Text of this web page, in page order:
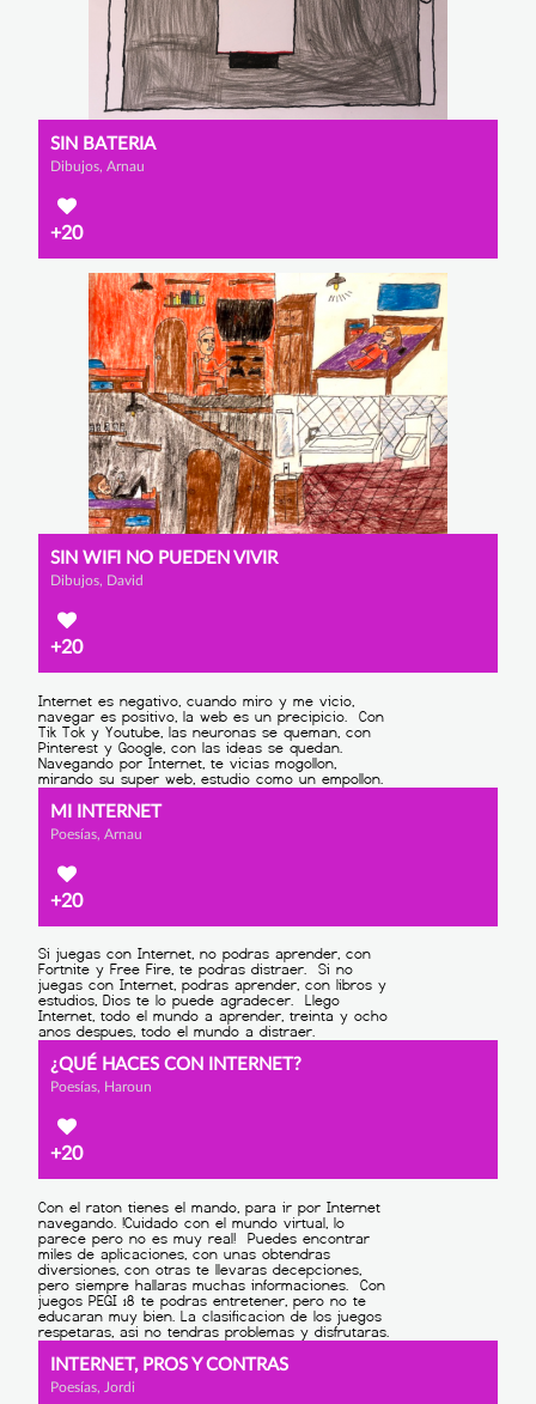
SIN BATERIA
Dibujos, Arnau
+20
SIN WIFI NO PUEDEN VIVIR
Dibujos, David
+20
MI INTERNET
Poesías, Arnau
+20
¿QUÉ HACES CON INTERNET?
Poesías, Haroun
+20
INTERNET, PROS Y CONTRAS
Poesías, Jordi